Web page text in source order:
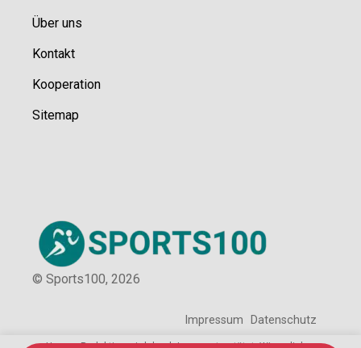
Über uns
Kontakt
Kooperation
Sitemap
© Sports100, 2026
Impressum Datenschutz